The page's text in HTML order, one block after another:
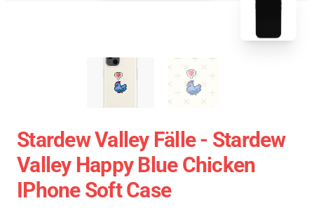
Stardew Valley Fälle - Stardew
Valley Happy Blue Chicken
IPhone Soft Case